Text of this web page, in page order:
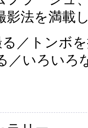
影法を満載
／トンボ
／いろいろ